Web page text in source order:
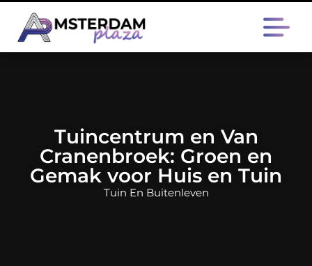
Tuincentrum en Van
Cranenbroek: Groen en
Gemak voor Huis en Tuin
Tuin En Buitenleven